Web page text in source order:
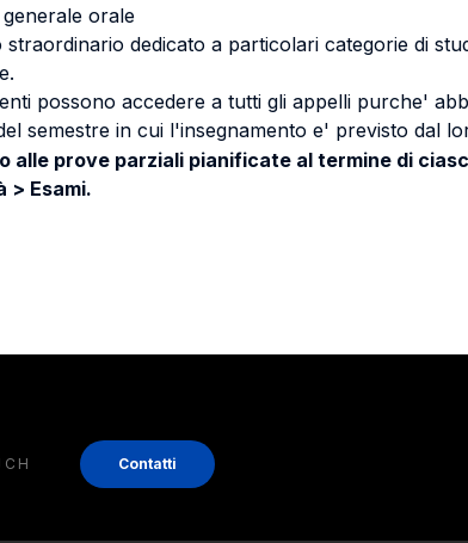
generale orale
straordinario dedicato a particolari categorie di
possono accedere a tutti gli appelli purche'
semestre in cui l'insegnamento e' previsto dal
alle prove parziali pianificate al termine di
> Esami.
Contatti